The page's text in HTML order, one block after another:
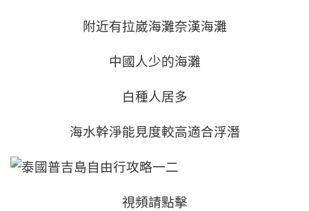
附近有拉崴海灘奈漢海灘
中國人少的海灘
白種人居多
海水幹淨能見度較高適合浮潛
視頻請點擊